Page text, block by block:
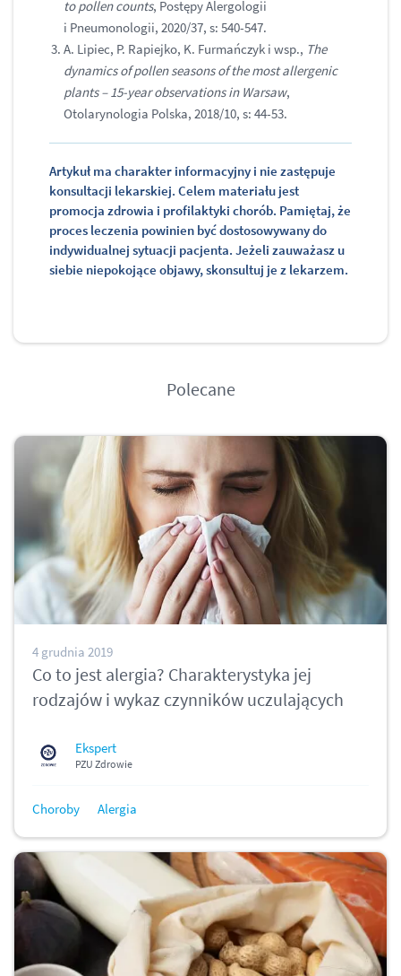
to pollen counts, Postępy Alergologii
i Pneumonologii, 2020/37, s: 540-547.
A. Lipiec, P. Rapiejko, K. Furmańczyk i wsp., The
dynamics of pollen seasons of the most allergenic
plants – 15-year observations in Warsaw,
Otolarynologia Polska, 2018/10, s: 44-53.
Artykuł ma charakter informacyjny i nie zastępuje
konsultacji lekarskiej. Celem materiału jest
promocja zdrowia i profilaktyki chorób. Pamiętaj, że
proces leczenia powinien być dostosowywany do
indywidualnej sytuacji pacjenta. Jeżeli zauważasz u
siebie niepokojące objawy, skonsultuj je z lekarzem.
Polecane
4 grudnia 2019
Co to jest alergia? Charakterystyka jej
rodzajów i wykaz czynników uczulających
Ekspert
PZU Zdrowie
Choroby Alergia